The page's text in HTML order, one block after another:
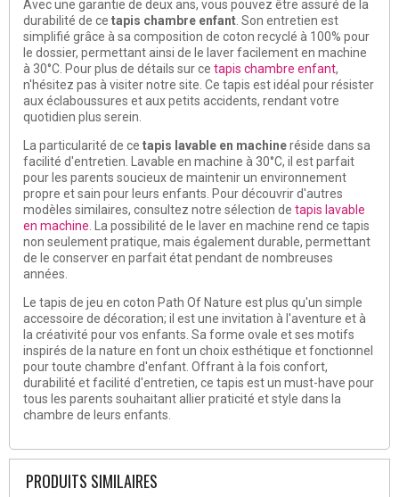
Avec une garantie de deux ans, vous pouvez être assuré de la
durabilité de ce tapis chambre enfant . Son entretien est
simplifié grâce à sa composition de coton recyclé à 100% pour
le dossier, permettant ainsi de le laver facilement en machine
à 30°C. Pour plus de détails sur ce tapis chambre enfant,
n'hésitez pas à visiter notre site. Ce tapis est idéal pour résister
aux éclaboussures et aux petits accidents, rendant votre
quotidien plus serein.
La particularité de ce tapis lavable en machineréside dans sa
facilité d'entretien. Lavable en machine à 30°C, il est parfait
pour les parents soucieux de maintenir un environnement
propre et sain pour leurs enfants. Pour découvrir d'autres
modèles similaires, consultez notre sélection de tapis lavable
en machine . La possibilité de le laver en machine rend ce tapis
non seulement pratique, mais également durable, permettant
de le conserver en parfait état pendant de nombreuses
années.
Le tapis de jeu en coton Path Of Nature est plus qu'un simple
accessoire de décoration; il est une invitation à l'aventure et à
la créativité pour vos enfants. Sa forme ovale et ses motifs
inspirés de la nature en font un choix esthétique et fonctionnel
pour toute chambre d'enfant. Offrant à la fois confort,
durabilité et facilité d'entretien, ce tapis est un must-have pour
tous les parents souhaitant allier praticité et style dans la
chambre de leurs enfants.
PRODUITS SIMILAIRES